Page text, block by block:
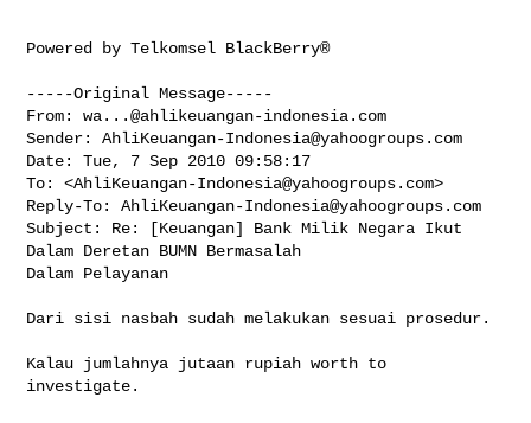
Powered by Telkomsel BlackBerry®
-----Original Message-----
From: wa...@ahlikeuangan-indonesia.com
Sender: AhliKeuangan-Indonesia@yahoogroups.com
Date: Tue, 7 Sep 2010 09:58:17
To: <AhliKeuangan-Indonesia@yahoogroups.com>
Reply-To: AhliKeuangan-Indonesia@yahoogroups.com
Subject: Re: [Keuangan] Bank Milik Negara Ikut
Dalam Deretan BUMN Bermasalah
Dalam Pelayanan
Dari sisi nasbah sudah melakukan sesuai prosedur.
Kalau jumlahnya jutaan rupiah worth to
investigate.